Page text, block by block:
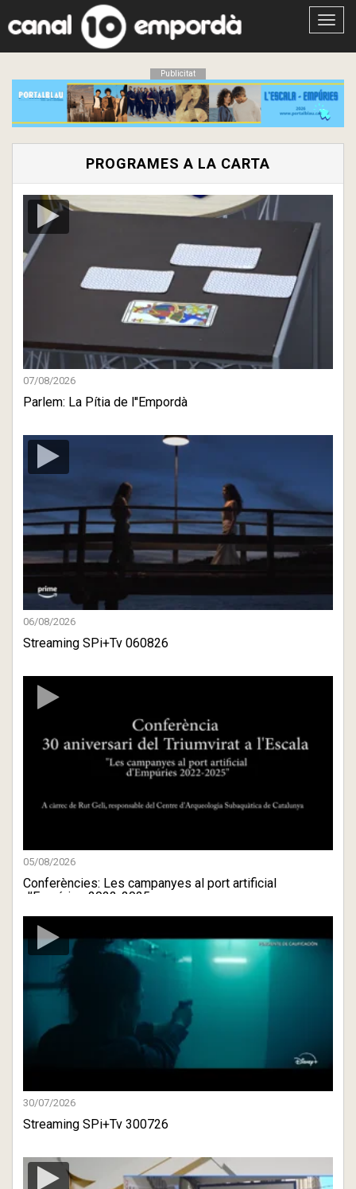
Obrir
Publicitat
PROGRAMES A LA CARTA
07/08/2026
Parlem: La Pítia de l''Empordà
06/08/2026
Streaming SPi+Tv 060826
05/08/2026
Conferències: Les campanyes al port artificial
d’Empúries 2022-2025
30/07/2026
Streaming SPi+Tv 300726